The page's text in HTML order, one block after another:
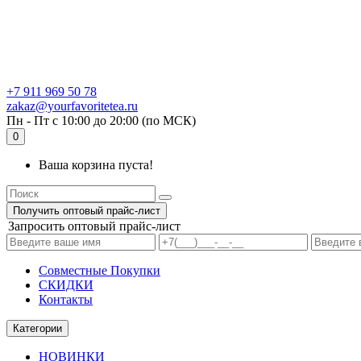
+7 911 969 50 78
zakaz@yourfavoritetea.ru
Пн - Пт с 10:00 до 20:00 (по МСК)
0
Ваша корзина пуста!
Получить оптовый прайс-лист
Запросить оптовый прайс-лист
Совместные Покупки
СКИДКИ
Контакты
Категории
НОВИНКИ